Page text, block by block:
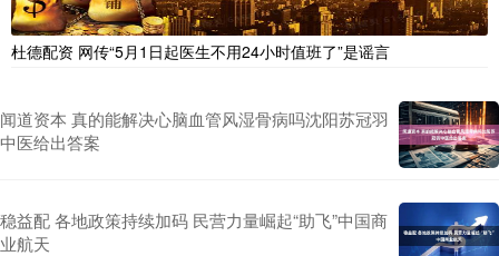
杜德配资 网传“5月1日起医生不用24小时值班了”是谣言
闻道资本 真的能解决心脑血管风湿骨病吗沈阳苏冠羽
中医给出答案
稳益配 各地政策持续加码 民营力量崛起“助飞”中国商
业航天